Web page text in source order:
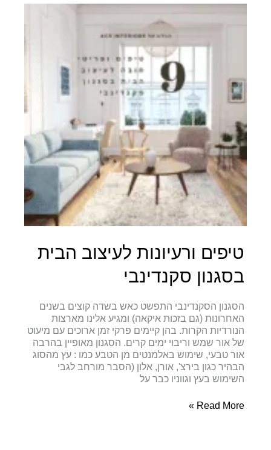
הבית
טיפים ורעיונות לעיצוב הבית
בסגנון סקנדינבי
הסגנון הסקנדינבי התפשט כאש בשדה קוצים בשנים
האחרונות (גם בזכות איקאה) ומגיע אלינו מארצות
הנורדיות הקרות. בהן קיימים פרקי זמן ארוכים עם מיעוט
של אור שמש וריבוי ימים קרים. הסגנון מאופיין בהרבה
אור טבעי, שימוש באלמנטים מן הטבע כמו : עץ מהסוג
הבהיר כגון בירצ', אורן, אלון (הסבר מורחב לגבי
השימוש בעץ וגווניו כבר על
טיפים
Read More »